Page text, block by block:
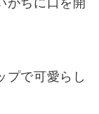
プで可愛らし